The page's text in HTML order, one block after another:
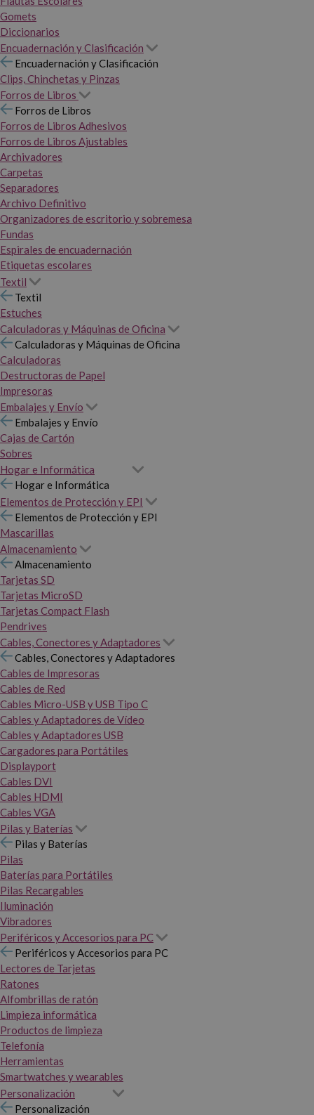
Gomets
Diccionarios
Encuadernación y Clasificación
Encuadernación y Clasificación
Clips, Chinchetas y Pinzas
Forros de Libros
Forros de Libros
Forros de Libros Adhesivos
Forros de Libros Ajustables
Archivadores
Carpetas
Separadores
Archivo Definitivo
Organizadores de escritorio y sobremesa
Fundas
Espirales de encuadernación
Etiquetas escolares
Textil
Textil
Estuches
Calculadoras y Máquinas de Oficina
Calculadoras y Máquinas de Oficina
Calculadoras
Destructoras de Papel
Impresoras
Embalajes y Envío
Embalajes y Envío
Cajas de Cartón
Sobres
Hogar e Informática
Hogar e Informática
Elementos de Protección y EPI
Elementos de Protección y EPI
Mascarillas
Almacenamiento
Almacenamiento
Tarjetas SD
Tarjetas MicroSD
Tarjetas Compact Flash
Pendrives
Cables, Conectores y Adaptadores
Cables, Conectores y Adaptadores
Cables de Impresoras
Cables de Red
Cables Micro-USB y USB Tipo C
Cables y Adaptadores de Vídeo
Cables y Adaptadores USB
Cargadores para Portátiles
Displayport
Cables DVI
Cables HDMI
Cables VGA
Pilas y Baterías
Pilas y Baterías
Pilas
Baterías para Portátiles
Pilas Recargables
Iluminación
Vibradores
Periféricos y Accesorios para PC
Periféricos y Accesorios para PC
Lectores de Tarjetas
Ratones
Alfombrillas de ratón
Limpieza informática
Productos de limpieza
Telefonía
Herramientas
Smartwatches y wearables
Personalización
Personalización